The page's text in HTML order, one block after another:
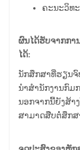
ຄະນະວິທ
ຜົນໄດ້ຮັບຈາກກາ
ໄດ້:
ນັກສຶກສາທີ່ຮຽນຈົ
ນຳສຳນັກງານກົມ
ນອກຈາກນີ້ຍັງສ້າ
ສາມາດສືບຕໍ່ສຶກສ